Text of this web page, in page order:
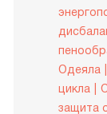
Одеяла
цикла
защита